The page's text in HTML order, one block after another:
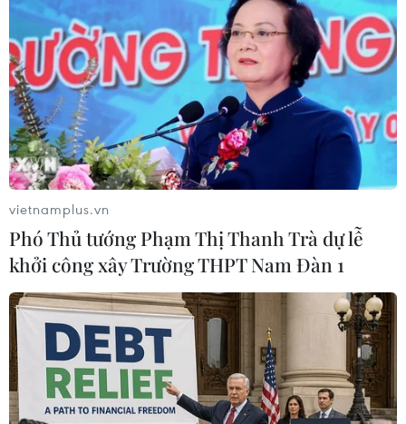
Ngân hàng Thương mại cổ phần Sài Gòn
Thương tín (Sacombank) vừa tổ chức hội nghị
tổng kết năm 2018 với lợi nhuận trước thuế hợp
nhất đạt hơn 2.200 tỷ đồng, vượt 20% kế hoạch
Đại hội đồng cổ đông giao.
Bên cạnh đó, tổng tài sản của Sacombank ước
chất lượng tài sản cải thiện với tỷ trọng tài sản
có sinh lời tăng 5% so với năm trước. Huy động
từ tổ chức kinh tế và dân cư ước đạt 364.000 tỷ
đồng, tăng 12% so với đầu năm, đảm bảo thanh
khoản và các tỷ lệ an toàn ổn định trong suốt
năm.
[Sacombank khởi động dự án mô hình lượng
vietnamplus.vn
Phó Thủ tướng Phạm Thị Thanh Trà dự lễ
khởi công xây Trường THPT Nam Đàn 1